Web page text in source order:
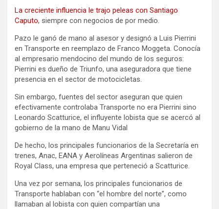
La creciente influencia le trajo peleas con Santiago
Caputo, siempre con negocios de por medio.
Pazo le ganó de mano al asesor y designó a Luis Pierrini
en Transporte en reemplazo de Franco Moggeta. Conocía
al empresario mendocino del mundo de los seguros:
Pierrini es dueño de Triunfo, una aseguradora que tiene
presencia en el sector de motocicletas.
Sin embargo, fuentes del sector aseguran que quien
efectivamente controlaba Transporte no era Pierrini sino
Leonardo Scatturice, el influyente lobista que se acercó al
gobierno de la mano de Manu Vidal
De hecho, los principales funcionarios de la Secretaría en
trenes, Anac, EANA y Aerolíneas Argentinas salieron de
Royal Class, una empresa que perteneció a Scatturice.
Una vez por semana, los principales funcionarios de
Transporte hablaban con “el hombre del norte”, como
llamaban al lobista con quien compartían una